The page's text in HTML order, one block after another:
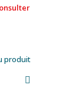
produit